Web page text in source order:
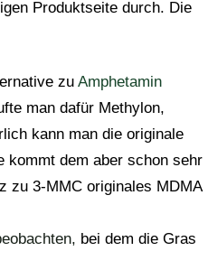
Produktseite durch. Die
zu Amphetamin
man dafür Methylon,
kann man die originale
kommt dem aber schon sehr
zu 3-MMC originales MDMA
bei dem die Gras